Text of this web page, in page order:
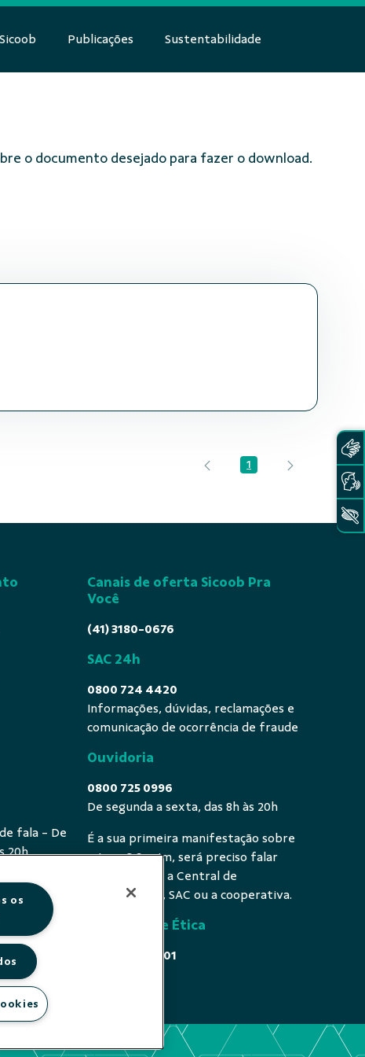
Publicações Sustentabilidade
o documento desejado para fazer o download.
Página
1
fala - De
20h
Canais de oferta Sicoob Pra
Você
(41) 3180-0676
SAC 24h
0800 724 4420
Informações, dúvidas, reclamações e
comunicação de ocorrência de fraude
Ouvidoria
0800 725 0996
De segunda a sexta, das 8h às 20h
É a sua primeira manifestação sobre
o tema? Se sim, será preciso falar
primeiro com a Central de
Atendimento, SAC ou a cooperativa.
Comissão de Ética
0800 646 4001
os